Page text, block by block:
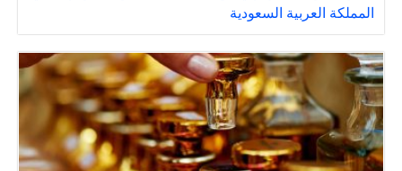
المملكة العربية السعودية